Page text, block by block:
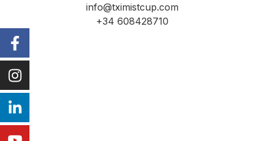
info@tximistcup.com
+34 608428710